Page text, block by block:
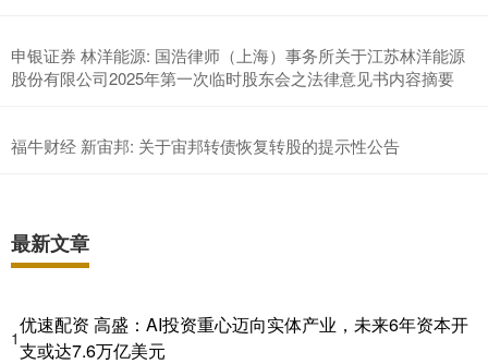
申银证券 林洋能源: 国浩律师（上海）事务所关于江苏林洋能源
股份有限公司2025年第一次临时股东会之法律意见书内容摘要
福牛财经 新宙邦: 关于宙邦转债恢复转股的提示性公告
最新文章
1
优速配资 高盛：AI投资重心迈向实体产业，未来6年资本开
支或达7.6万亿美元